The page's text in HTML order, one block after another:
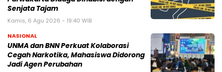
Senjata Tajam
Kamis, 6 Agu 2026 - 19:40 WIB
NASIONAL
UNMA dan BNN Perkuat Kolaborasi
Cegah Narkotika, Mahasiswa Didorong
Jadi Agen Perubahan